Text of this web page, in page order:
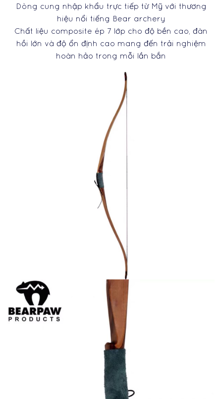
Dòng cung nhập khẩu trực tiếp từ Mỹ với thương
hiệu nổi tiếng Bear archery
Chất liệu composite ép 7 lớp cho độ bền cao, đàn
hồi lớn và độ ổn định cao mang đến trải nghiệm
hoàn hảo trong mỗi lần bắn